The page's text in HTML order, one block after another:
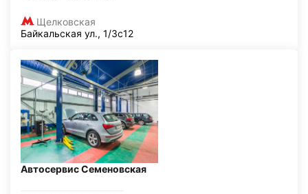
Щелковская
Байкальская ул., 1/3с12
Автосервис Семеновская